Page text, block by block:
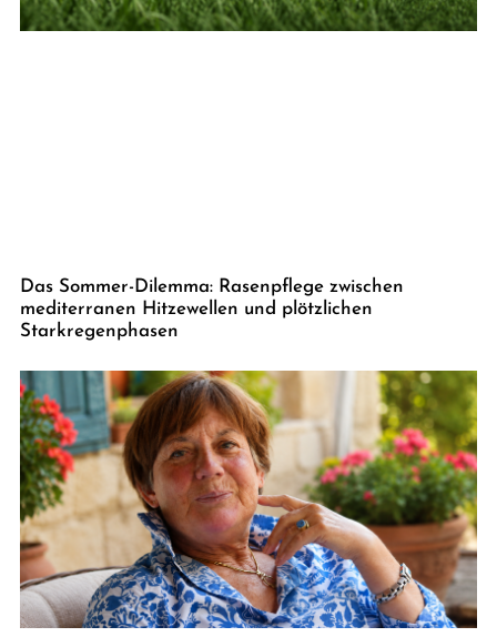
Das Sommer-Dilemma: Rasenpflege zwischen
mediterranen Hitzewellen und plötzlichen
Starkregenphasen